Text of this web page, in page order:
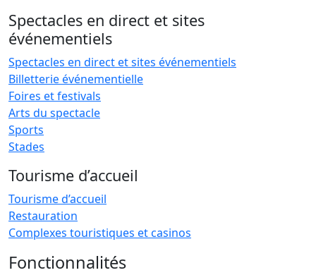
Spectacles en direct et sites
événementiels
Spectacles en direct et sites événementiels
Billetterie événementielle
Foires et festivals
Arts du spectacle
Sports
Stades
Tourisme d’accueil
Tourisme d’accueil
Restauration
Complexes touristiques et casinos
Fonctionnalités